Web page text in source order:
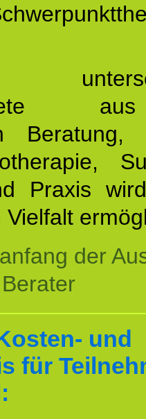
Beratung,
Praxis
der
und
für